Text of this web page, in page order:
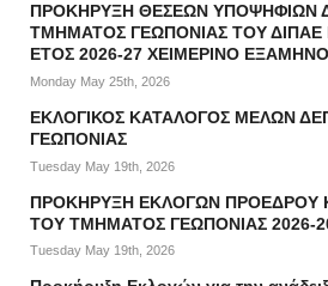
ΠΡΟΚΗΡΥΞΗ ΘΕΣΕΩΝ ΥΠΟΨΗΦΙΩΝ
ΤΜΗΜΑΤΟΣ ΓΕΩΠΟΝΙΑΣ ΤΟΥ ΔΙΠΑΕ
ΕΤΟΣ 2026-27 ΧΕΙΜΕΡΙΝΟ ΕΞΑΜΗΝΟ
Monday May 25th, 2026
ΕΚΛΟΓΙΚΟΣ ΚΑΤΑΛΟΓΟΣ ΜΕΛΩΝ
ΓΕΩΠΟΝΙΑΣ
Tuesday May 19th, 2026
ΠΡΟΚΗΡΥΞΗ ΕΚΛΟΓΩΝ ΠΡΟΕΔΡΟΥ
ΤΟΥ ΤΜΗΜΑΤΟΣ ΓΕΩΠΟΝΙΑΣ 2026-
Tuesday May 19th, 2026